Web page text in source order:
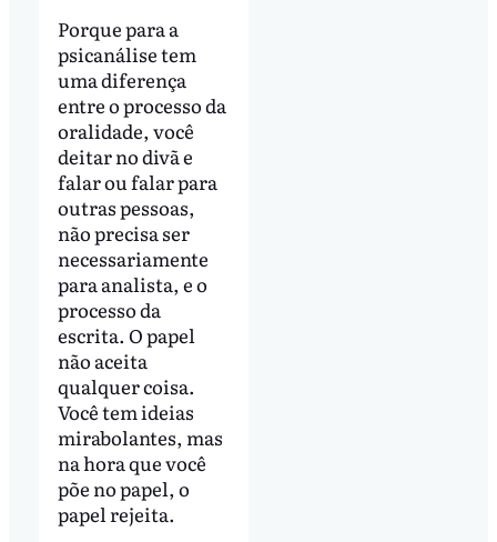
Porque para a
psicanálise tem
uma diferença
entre o processo da
oralidade, você
deitar no divã e
falar ou falar para
outras pessoas,
não precisa ser
necessariamente
para analista, e o
processo da
escrita. O papel
não aceita
qualquer coisa.
Você tem ideias
mirabolantes, mas
na hora que você
põe no papel, o
papel rejeita.